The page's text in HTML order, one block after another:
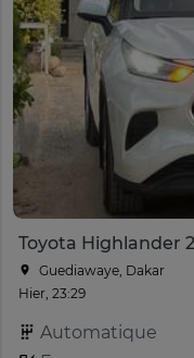
Toyota Highlander
Guediawaye, Dakar
Hier, 23:29
Automatique